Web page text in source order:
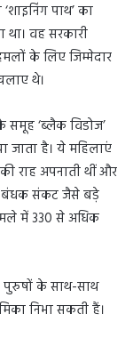
पाथ’ का
था। वह सरकारी
के लिए जिम्मेदार
थे।
‘ब्लैक विडोज’
जाता है। ये महिलाएं
राह अपनाती थीं और
बंधक संकट जैसे बड़े
में 330 से अधिक
के साथ-साथ
निभा सकती हैं।